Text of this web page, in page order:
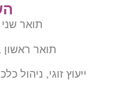
תואר שני
תואר ראשון
ייעוץ זוגי, ניהול